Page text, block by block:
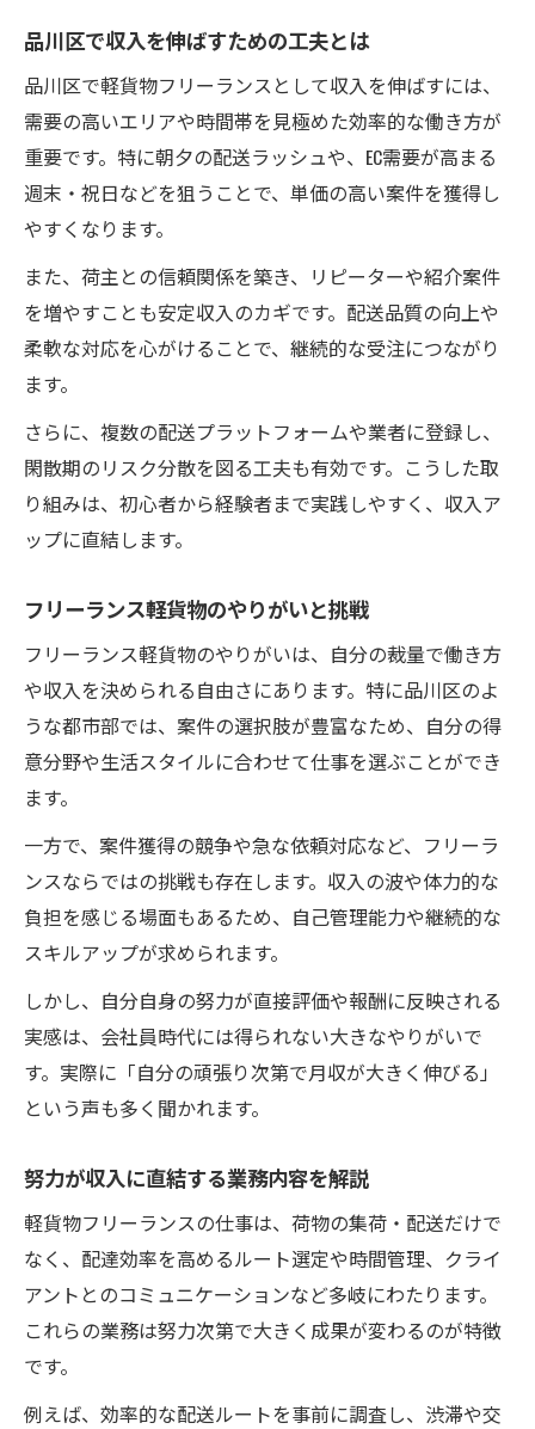
品川区で収入を伸ばすための工夫とは
品川区で軽貨物フリーランスとして収入を伸ばすには、
需要の高いエリアや時間帯を見極めた効率的な働き方が
重要です。特に朝夕の配送ラッシュや、EC需要が高まる
週末・祝日などを狙うことで、単価の高い案件を獲得し
やすくなります。
また、荷主との信頼関係を築き、リピーターや紹介案件
を増やすことも安定収入のカギです。配送品質の向上や
柔軟な対応を心がけることで、継続的な受注につながり
ます。
さらに、複数の配送プラットフォームや業者に登録し、
閑散期のリスク分散を図る工夫も有効です。こうした取
り組みは、初心者から経験者まで実践しやすく、収入ア
ップに直結します。
フリーランス軽貨物のやりがいと挑戦
フリーランス軽貨物のやりがいは、自分の裁量で働き方
や収入を決められる自由さにあります。特に品川区のよ
うな都市部では、案件の選択肢が豊富なため、自分の得
意分野や生活スタイルに合わせて仕事を選ぶことができ
ます。
一方で、案件獲得の競争や急な依頼対応など、フリーラ
ンスならではの挑戦も存在します。収入の波や体力的な
負担を感じる場面もあるため、自己管理能力や継続的な
スキルアップが求められます。
しかし、自分自身の努力が直接評価や報酬に反映される
実感は、会社員時代には得られない大きなやりがいで
す。実際に「自分の頑張り次第で月収が大きく伸びる」
という声も多く聞かれます。
努力が収入に直結する業務内容を解説
軽貨物フリーランスの仕事は、荷物の集荷・配送だけで
なく、配達効率を高めるルート選定や時間管理、クライ
アントとのコミュニケーションなど多岐にわたります。
これらの業務は努力次第で大きく成果が変わるのが特徴
です。
例えば、効率的な配送ルートを事前に調査し、渋滞や交